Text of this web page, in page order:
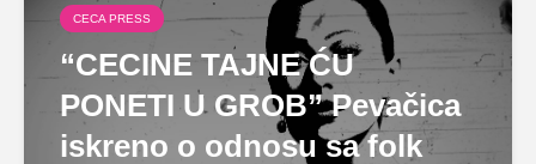
CECA PRESS
“CECINE TAJNE ĆU
PONETI U GROB” Pevačica
iskreno o odnosu sa folk